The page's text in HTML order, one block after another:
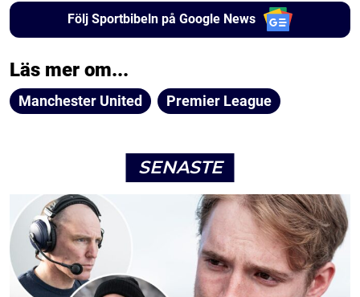
Följ Sportbibeln på Google News
Läs mer om...
Manchester United Premier League
SENASTE